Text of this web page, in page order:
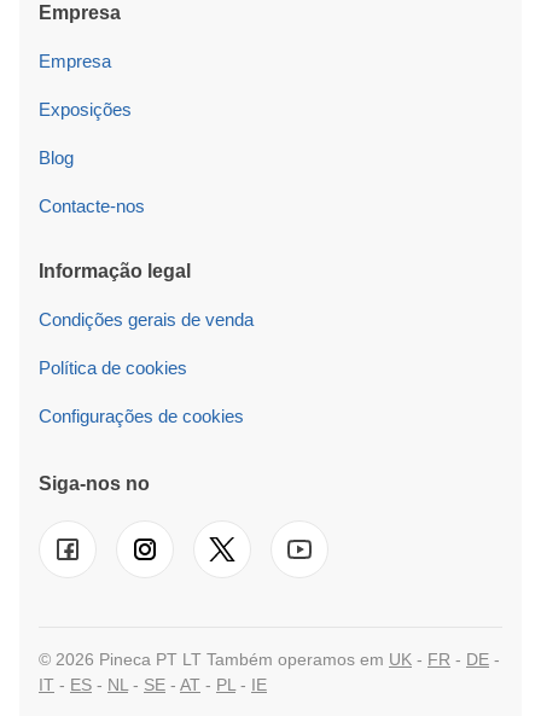
Empresa
Empresa
Exposições
Blog
Contacte-nos
Informação legal
Condições gerais de venda
Política de cookies
Configurações de cookies
Siga-nos no
© 2026 Pineca PT LT Também operamos em UK - FR - DE -
IT - ES - NL - SE - AT - PL - IE